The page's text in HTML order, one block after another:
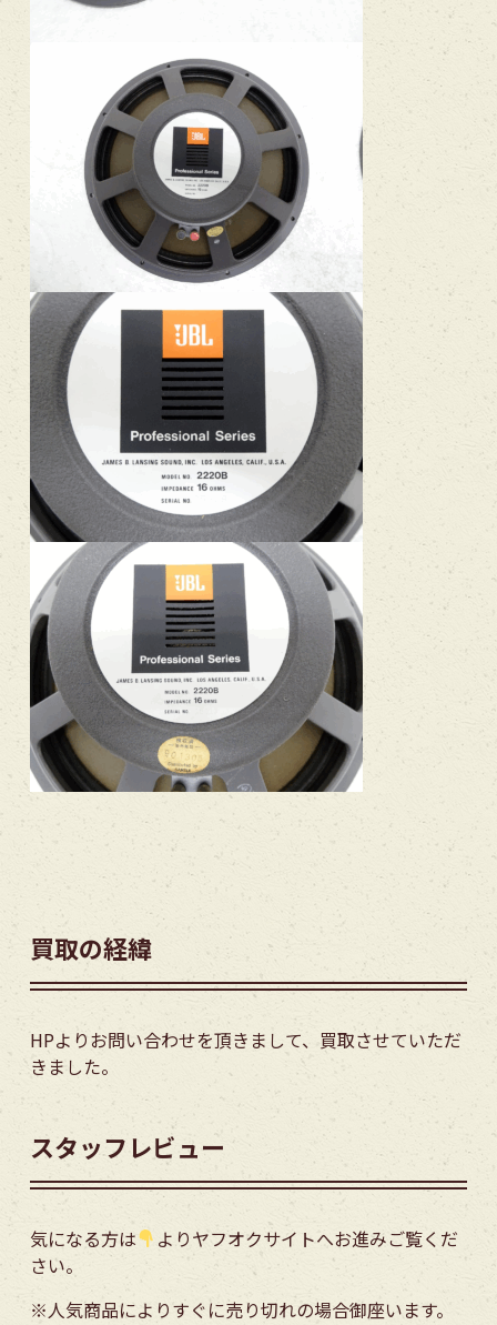
買取の経緯
HPよりお問い合わせを頂きまして、買取させていただ
きました。
スタッフレビュー
気になる方は
よりヤフオクサイトへお進みご覧くだ
さい。
※人気商品によりすぐに売り切れの場合御座います。